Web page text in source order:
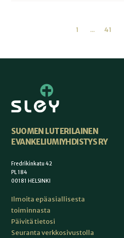
1 ... 41
SUOMEN LUTERILAINEN
EVANKELIUMIYHDISTYS RY
Fredrikinkatu 42
PL 184
00181 HELSINKI
Ilmoita epäasiallisesta
toiminnasta
Päivitä tietosi
Seuranta verkkosivustolla